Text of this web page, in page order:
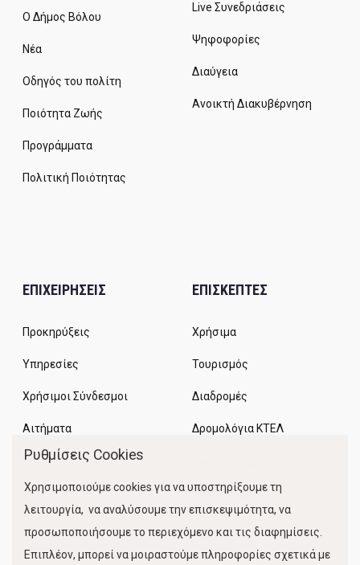
Ο Δήμος Βόλου
Νέα
Οδηγός του πολίτη
Ποιότητα Ζωής
Προγράμματα
Πολιτική Ποιότητας
Live Συνεδριάσεις
Ψηφοφορίες
Διαύγεια
Ανοικτή Διακυβέρνηση
ΕΠΙΧΕΙΡΗΣΕΙΣ
Προκηρύξεις
Υπηρεσίες
Χρήσιμοι Σύνδεσμοι
Αιτήματα
ΕΠΙΣΚΕΠΤΕΣ
Χρήσιμα
Τουρισμός
Διαδρομές
Δρομολόγια ΚΤΕΛ
Κίνηση Λιμένος
Ρυθμίσεις Cookies
Χρησιμοποιούμε cookies για να υποστηρίξουμε τη
λειτουργία, να αναλύσουμε την επισκεψιμότητα, να
προσωποποιήσουμε το περιεχόμενο και τις διαφημίσεις.
Επιπλέον, μπορεί να μοιραστούμε πληροφορίες σχετικά με